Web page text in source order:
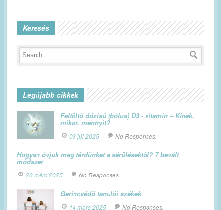
Keresés
Legújabb cikkek
Feltöltő dózisú (bólus) D3 - vitamin – Kinek,
mikor, mennyit?
08 júl 2025 No Responses.
Hogyan óvjuk meg térdünket a sérülésektől? 7 bevált
módszer
28 márc 2025 No Responses.
Gerincvédő tanulói székek
14 márc 2025 No Responses.